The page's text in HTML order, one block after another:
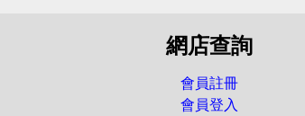
網店查詢
會員註冊
會員登入